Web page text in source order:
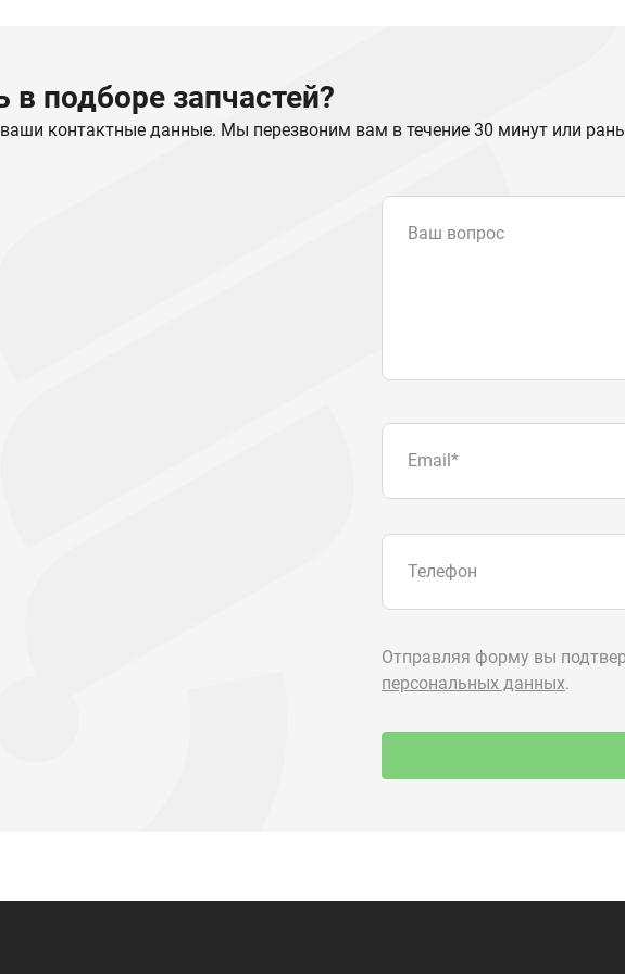
подборе запчастей?
контактные данные. Мы перезвоним вам в течение 30 минут или
Ваш вопрос
Доставка и оплата
+7 (3513)
г. Миасс, п.
ул.